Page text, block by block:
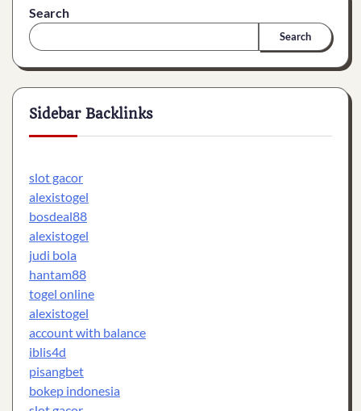
Search
Search
Sidebar Backlinks
slot gacor
alexistogel
bosdeal88
alexistogel
judi bola
hantam88
togel online
alexistogel
account with balance
iblis4d
pisangbet
bokep indonesia